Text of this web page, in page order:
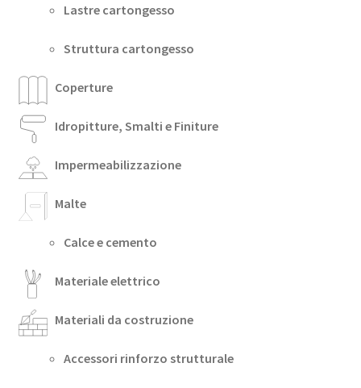
Lastre cartongesso
Struttura cartongesso
Coperture
Idropitture, Smalti e Finiture
Impermeabilizzazione
Malte
Calce e cemento
Materiale elettrico
Materiali da costruzione
Accessori rinforzo strutturale